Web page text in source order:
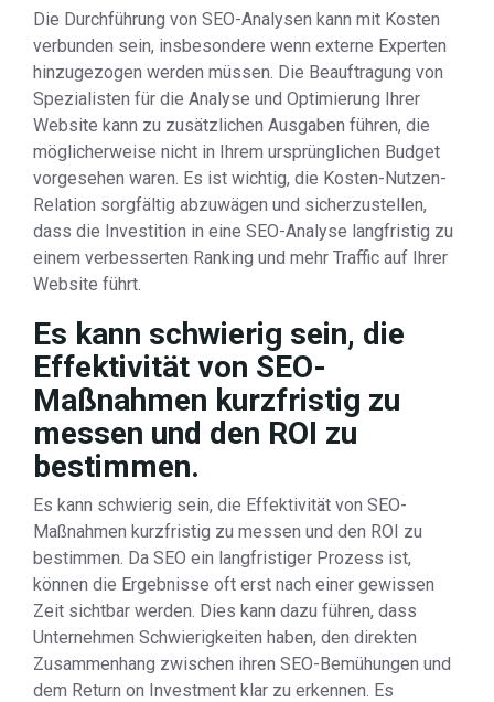
Die Durchführung von SEO-Analysen kann mit Kosten
verbunden sein, insbesondere wenn externe Experten
hinzugezogen werden müssen. Die Beauftragung von
Spezialisten für die Analyse und Optimierung Ihrer
Website kann zu zusätzlichen Ausgaben führen, die
möglicherweise nicht in Ihrem ursprünglichen Budget
vorgesehen waren. Es ist wichtig, die Kosten-Nutzen-
Relation sorgfältig abzuwägen und sicherzustellen,
dass die Investition in eine SEO-Analyse langfristig zu
einem verbesserten Ranking und mehr Traffic auf Ihrer
Website führt.
Es kann schwierig sein, die
Effektivität von SEO-
Maßnahmen kurzfristig zu
messen und den ROI zu
bestimmen.
Es kann schwierig sein, die Effektivität von SEO-
Maßnahmen kurzfristig zu messen und den ROI zu
bestimmen. Da SEO ein langfristiger Prozess ist,
können die Ergebnisse oft erst nach einer gewissen
Zeit sichtbar werden. Dies kann dazu führen, dass
Unternehmen Schwierigkeiten haben, den direkten
Zusammenhang zwischen ihren SEO-Bemühungen und
dem Return on Investment klar zu erkennen. Es